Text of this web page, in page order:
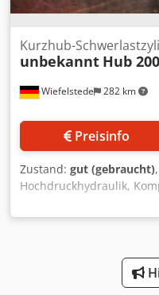
Wiefelstede 282 km
Kurzhub-
unbekannt Hub
Preisinfo
Zustand: gut (gebraucht)
Hochdruckhydraulik,
Leichtmetallzylinder,
Universalzylinder,
Hydraulik-Flachzylinder
Hydraulikzylinder